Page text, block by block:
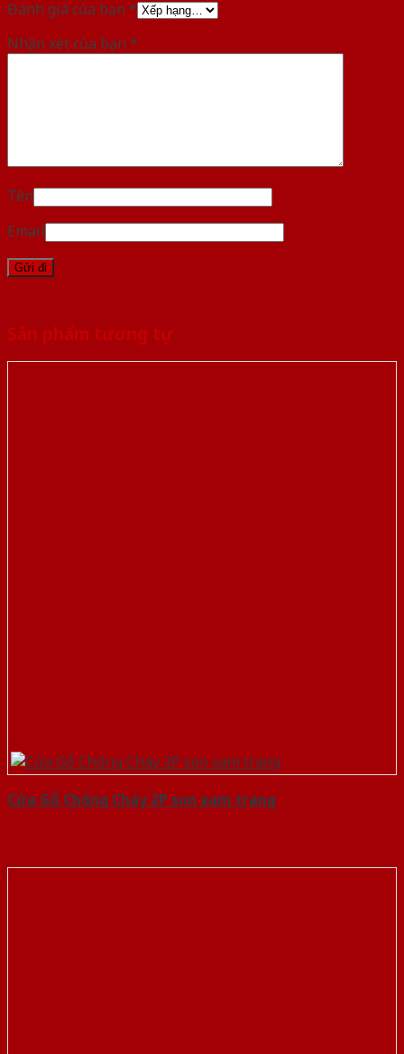
Đánh giá của bạn *
Nhận xét của bạn *
Tên
Email
Sản phẩm tương tự
Cửa Gỗ Chống Cháy 2P son xam trang